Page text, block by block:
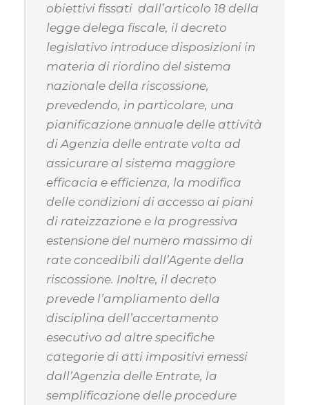
obiettivi fissati dall’articolo 18 della
legge delega fiscale, il decreto
legislativo introduce disposizioni in
materia di riordino del sistema
nazionale della riscossione,
prevedendo, in particolare, una
pianificazione annuale delle attività
di Agenzia delle entrate volta ad
assicurare al sistema maggiore
efficacia e efficienza, la modifica
delle condizioni di accesso ai piani
di rateizzazione e la progressiva
estensione del numero massimo di
rate concedibili dall’Agente della
riscossione. Inoltre, il decreto
prevede l’ampliamento della
disciplina dell’accertamento
esecutivo ad altre specifiche
categorie di atti impositivi emessi
dall’Agenzia delle Entrate, la
semplificazione delle procedure